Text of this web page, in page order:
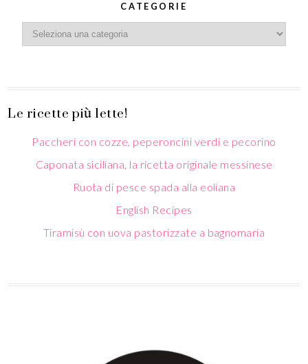
CATEGORIE
Le ricette più lette!
Paccheri con cozze, peperoncini verdi e pecorino
Caponata siciliana, la ricetta originale messinese
Ruota di pesce spada alla eoliana
English Recipes
Tiramisù con uova pastorizzate a bagnomaria